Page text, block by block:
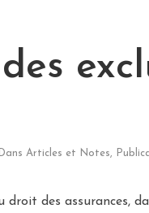
Dans Articles et Notes,
droit des assurances,